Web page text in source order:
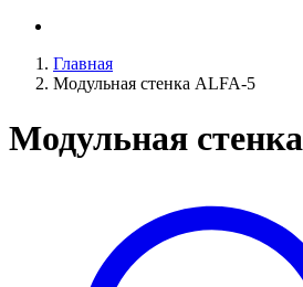
Главная
Модульная стенка ALFA-5
Модульная стенка